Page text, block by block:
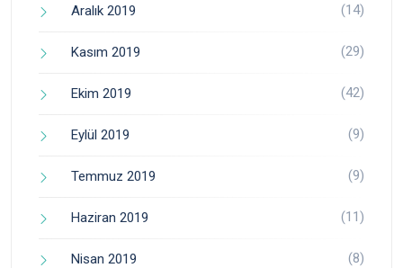
Aralık 2019 (14)
Kasım 2019 (29)
Ekim 2019 (42)
Eylül 2019 (9)
Temmuz 2019 (9)
Haziran 2019 (11)
Nisan 2019 (8)